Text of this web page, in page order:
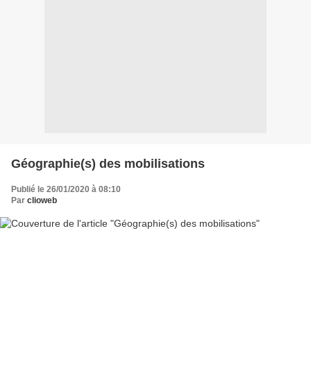
Géographie(s) des mobilisations
Publié le 26/01/2020 à 08:10
Par clioweb